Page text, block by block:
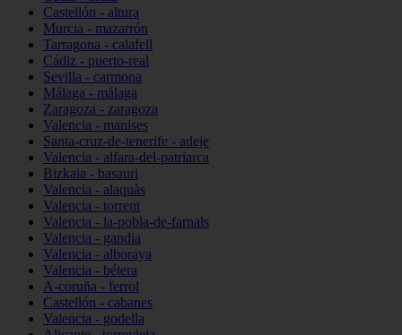
Castellón - altura
Murcia - mazarrón
Tarragona - calafell
Cádiz - puerto-real
Sevilla - carmona
Málaga - málaga
Zaragoza - zaragoza
Valencia - manises
Santa-cruz-de-tenerife - adeje
Valencia - alfara-del-patriarca
Bizkaia - basauri
Valencia - alaquàs
Valencia - torrent
Valencia - la-pobla-de-farnals
Valencia - gandia
Valencia - alboraya
Valencia - bétera
A-coruña - ferrol
Castellón - cabanes
Valencia - godella